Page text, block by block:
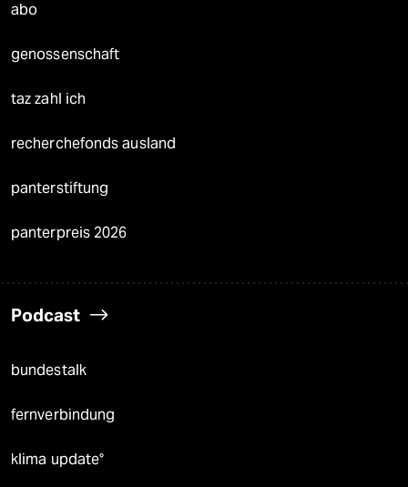
abo
genossenschaft
taz zahl ich
recherchefonds ausland
panterstiftung
panterpreis 2026
Podcast
bundestalk
fernverbindung
klima update°